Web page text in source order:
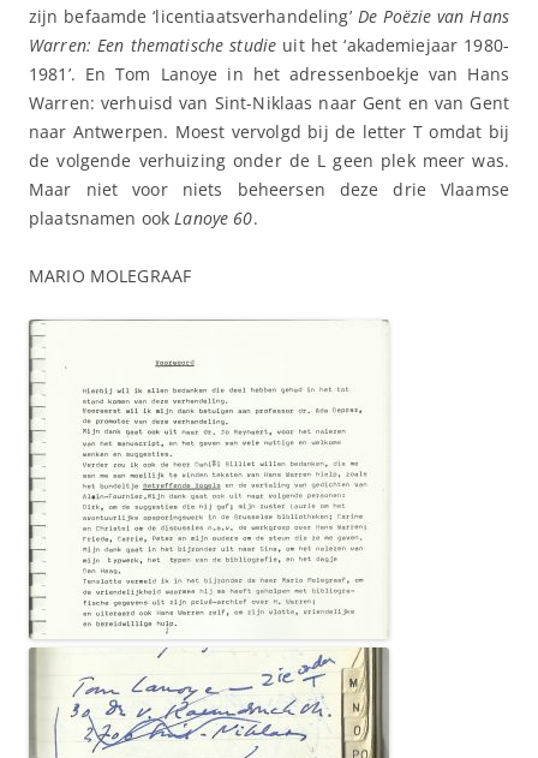
zijn befaamde ‘licentiaatsverhandeling’ De Poëzie van Hans
Warren: Een thematische studie uit het ‘akademiejaar 1980-
1981’. En Tom Lanoye in het adressenboekje van Hans
Warren: verhuisd van Sint-Niklaas naar Gent en van Gent
naar Antwerpen. Moest vervolgd bij de letter T omdat bij
de volgende verhuizing onder de L geen plek meer was.
Maar niet voor niets beheersen deze drie Vlaamse
plaatsnamen ook Lanoye 60.
MARIO MOLEGRAAF